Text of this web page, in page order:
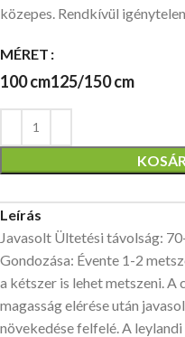
közepes. Rendkívül
MÉRET
100 cm125/150 cm
Leírás
Javasolt Ültetési távolság:
Gondozása: Évente 1-2
a kétszer is lehet metszeni. A
magasság elérése után
növekedése felfelé. A